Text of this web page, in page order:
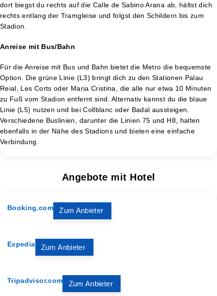
dort biegst du rechts auf die Calle de Sabino Arana ab, hältst dich
rechts entlang der Tramgleise und folgst den Schildern bis zum
Stadion.
Anreise mit Bus/Bahn
Für die Anreise mit Bus und Bahn bietet die Metro die bequemste
Option. Die grüne Linie (L3) bringt dich zu den Stationen Palau
Reial, Les Corts oder Maria Cristina, die alle nur etwa 10 Minuten
zu Fuß vom Stadion entfernt sind. Alternativ kannst du die blaue
Linie (L5) nutzen und bei Collblanc oder Badal aussteigen.
Verschiedene Buslinien, darunter die Linien 75 und H8, halten
ebenfalls in der Nähe des Stadions und bieten eine einfache
Verbindung.
Angebote mit Hotel
Booking.com Zum Anbieter
Expedia Zum Anbieter
Tripadvisor.com Zum Anbieter